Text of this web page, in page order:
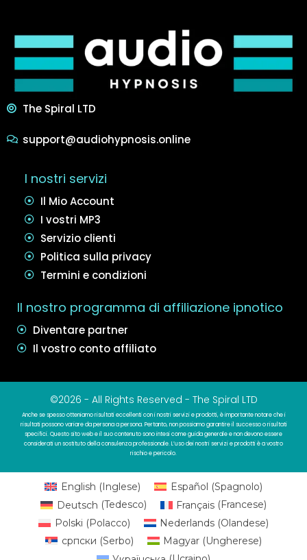
The Spiral LTD
support@audiohypnosis.online
I nostri servizi
Il Mio Account
I vostri MP3
Servizio clienti
Politica sulla privacy
Termini e condizioni
Il nostro programma di affiliazione ipnotico
Diventare partner
Il vostro conto affiliato
©2026 - All Rights Reserved - The Spiral LTD
Anche se spesso otteniamo risultati eccellenti con i nostri servizi e prodotti, è importante notare che i
risultati possono variare da persona a persona. Pertanto, non possiamo garantire il successo o risultati
specifici. Questo sito web e il suo contenuto sono intesi come guida generale e non devono essere
considerati un sostituto della consulenza professionale. L’uso dei nostri servizi e prodotti è a vostro
rischio e pericolo.
English ( Inglese) Español (Spagnolo)
Deutsch (Tedesco) Français (Francese)
Polski (Polacco) Nederlands (Olandese)
српски (Serbo) Magyar (Ungherese)